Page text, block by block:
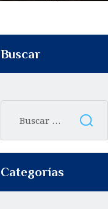
Buscar
Categorías